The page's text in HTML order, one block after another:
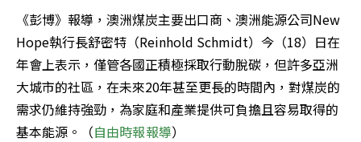
《彭博》報導，澳洲煤炭主要出口商、澳洲能源公司New
Hope執行長舒密特（Reinhold Schmidt）今（18）日在
年會上表示，僅管各國正積極採取行動脫碳，但許多亞洲
大城市的社區，在未來20年甚至更長的時間內，對煤炭的
需求仍維持強勁，為家庭和產業提供可負擔且容易取得的
基本能源。（自由時報報導）